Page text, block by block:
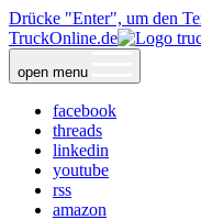
Drücke "Enter", um den
TruckOnline.de
open menu
facebook
threads
linkedin
youtube
rss
amazon